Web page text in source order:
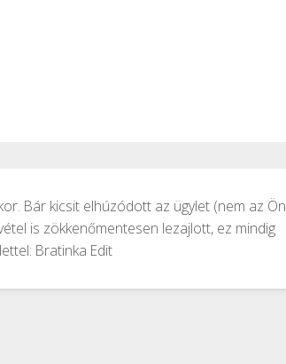
Bár kicsit elhúzódott az ügylet (nem az Ön
is zökkenőmentesen lezajlott, ez mindig
Bratinka Edit